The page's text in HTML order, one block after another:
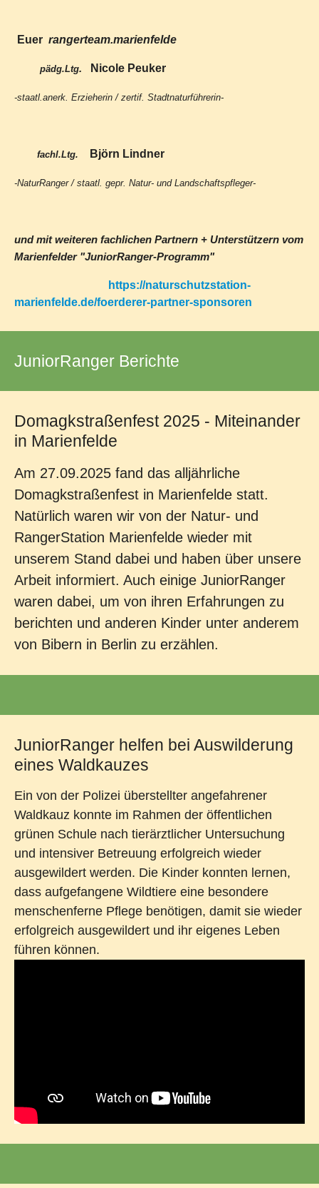
Euer rangerteam.marienfelde
pädg.Ltg. Nicole Peuker
-staatl.anerk. Erzieherin / zertif. Stadtnaturführerin-
fachl.Ltg. Björn Lindner
-NaturRanger / staatl. gepr. Natur- und Landschaftspfleger-
und mit weiteren fachlichen Partnern + Unterstützern vom
Marienfelder "JuniorRanger-Programm"
https://naturschutzstation-
marienfelde.de/foerderer-partner-sponsoren
JuniorRanger Berichte
Domagkstraßenfest 2025 - Miteinander
in Marienfelde
Am 27.09.2025 fand das alljährliche
Domagkstraßenfest in Marienfelde statt.
Natürlich waren wir von der Natur- und
RangerStation Marienfelde wieder mit
unserem Stand dabei und haben über unsere
Arbeit informiert. Auch einige JuniorRanger
waren dabei, um von ihren Erfahrungen zu
berichten und anderen Kinder unter anderem
von Bibern in Berlin zu erzählen.
JuniorRanger helfen bei Auswilderung
eines Waldkauzes
Ein von der Polizei überstellter angefahrener
Waldkauz konnte im Rahmen der öffentlichen
grünen Schule nach tierärztlicher Untersuchung
und intensiver Betreuung erfolgreich wieder
ausgewildert werden. Die Kinder konnten lernen,
dass aufgefangene Wildtiere eine besondere
menschenferne Pflege benötigen, damit sie wieder
erfolgreich ausgewildert und ihr eigenes Leben
führen können.